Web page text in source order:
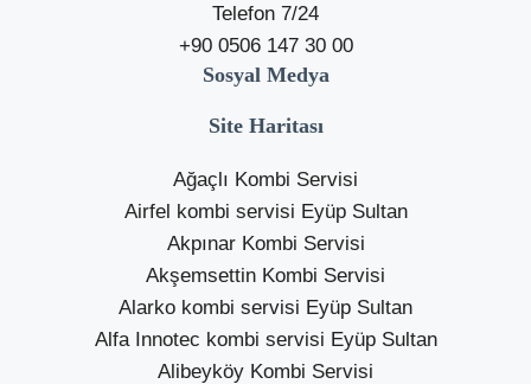
Telefon 7/24
+90 0506 147 30 00
Sosyal Medya
Site Haritası
Ağaçlı Kombi Servisi
Airfel kombi servisi Eyüp Sultan
Akpınar Kombi Servisi
Akşemsettin Kombi Servisi
Alarko kombi servisi Eyüp Sultan
Alfa Innotec kombi servisi Eyüp Sultan
Alibeyköy Kombi Servisi